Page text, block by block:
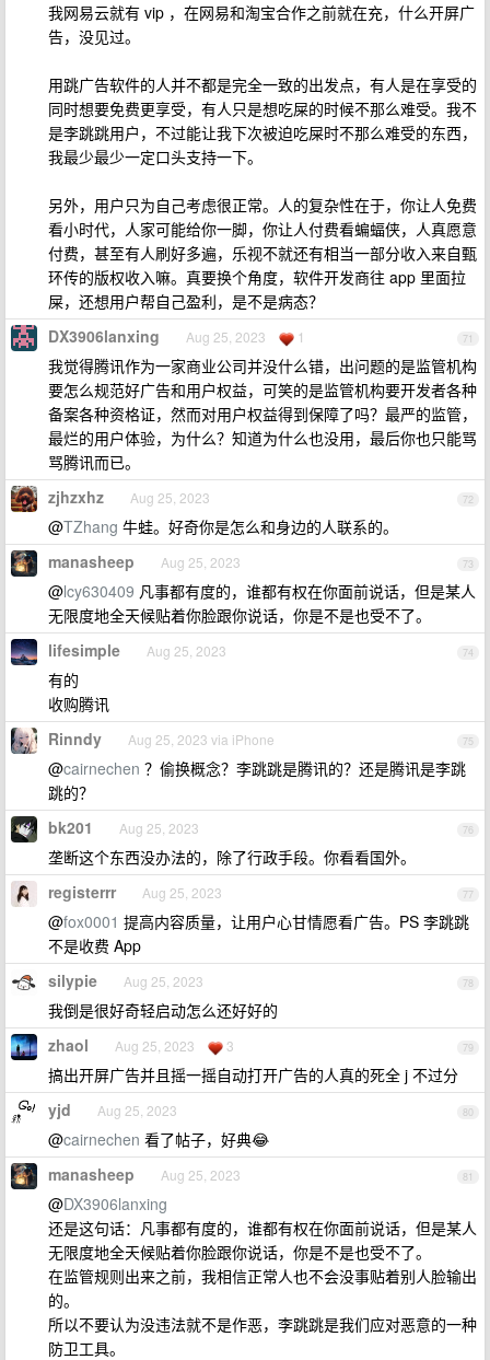
我网易云就有 vip ，在网易和淘宝合作之前就在充，什么开屏广
告，没见过。
用跳广告软件的人并不都是完全一致的出发点，有人是在享受的
同时想要免费更享受，有人只是想吃屎的时候不那么难受。我不
是李跳跳用户，不过能让我下次被迫吃屎时不那么难受的东西，
我最少最少一定口头支持一下。
另外，用户只为自己考虑很正常。人的复杂性在于，你让人免费
看小时代，人家可能给你一脚，你让人付费看蝙蝠侠，人真愿意
付费，甚至有人刷好多遍，乐视不就还有相当一部分收入来自甄
环传的版权收入嘛。真要换个角度，软件开发商往 app 里面拉
屎，还想用户帮自己盈利，是不是病态？
71
DX3906lanxing Aug 25, 2023 1
我觉得腾讯作为一家商业公司并没什么错，出问题的是监管机构
要怎么规范好广告和用户权益，可笑的是监管机构要开发者各种
备案各种资格证，然而对用户权益得到保障了吗？最严的监管，
最烂的用户体验，为什么？知道为什么也没用，最后你也只能骂
骂腾讯而已。
72
zjhzxhz Aug 25, 2023
@TZhang 牛蛙。好奇你是怎么和身边的人联系的。
73
manasheep Aug 25, 2023
@lcy630409 凡事都有度的，谁都有权在你面前说话，但是某人
无限度地全天候贴着你脸跟你说话，你是不是也受不了。
74
lifesimple Aug 25, 2023
有的
收购腾讯
75
Rinndy Aug 25, 2023 via iPhone
@cairnechen ？偷换概念？李跳跳是腾讯的？还是腾讯是李跳
跳的？
76
bk201 Aug 25, 2023
垄断这个东西没办法的，除了行政手段。你看看国外。
77
registerrr Aug 25, 2023
@fox0001 提高内容质量，让用户心甘情愿看广告。PS 李跳跳
不是收费 App
78
silypie Aug 25, 2023
我倒是很好奇轻启动怎么还好好的
79
zhaol Aug 25, 2023 3
搞出开屏广告并且摇一摇自动打开广告的人真的死全 j 不过分
80
yjd Aug 25, 2023
@cairnechen 看了帖子，好典😂
81
manasheep Aug 25, 2023
@DX3906lanxing
还是这句话：凡事都有度的，谁都有权在你面前说话，但是某人
无限度地全天候贴着你脸跟你说话，你是不是也受不了。
在监管规则出来之前，我相信正常人也不会没事贴着别人脸输出
的。
所以不要认为没违法就不是作恶，李跳跳是我们应对恶意的一种
防卫工具。